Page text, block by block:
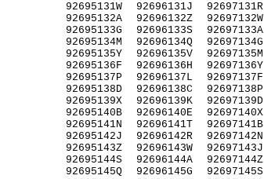
92695131W
92695132A
92695133G
92695134M
92695135Y
92695136F
92695137P
92695138D
92695139X
92695140B
92695141N
92695142J
92695143Z
92695144S
92695145Q
92696131J
92696132Z
92696133S
92696134Q
92696135V
92696136H
92696137L
92696138C
92696139K
92696140E
92696141T
92696142R
92696143W
92696144A
92696145G
92697131R
92697132W
92697133A
92697134G
92697135M
92697136Y
92697137F
92697138P
92697139D
92697140X
92697141B
92697142N
92697143J
92697144Z
92697145S